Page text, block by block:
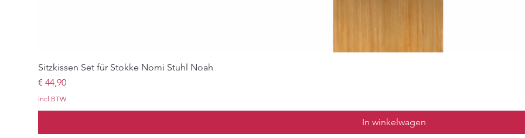
Sitzkissen Set für Stokke Nomi Stuhl Noah
Prijs
€ 44,90
incl.BTW
In winkelwagen